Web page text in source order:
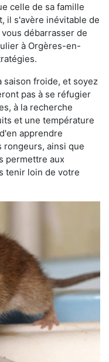
celle de sa famille
il s'avère inévitable de
débarrasser de
à Orgères-en-
saison froide, et soyez
pas à se réfugier
à la recherche
et une température
apprendre
rongeurs, ainsi que
permettre aux
tenir loin de votre